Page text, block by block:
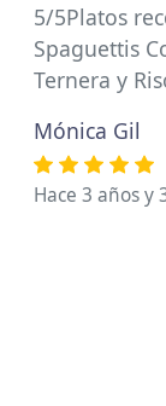
5/5Platos
Spaguettis
Ternera y
Mónica Gil
Hace 3 años y